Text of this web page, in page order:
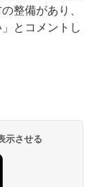
整備があり、
とコメントし
示させる